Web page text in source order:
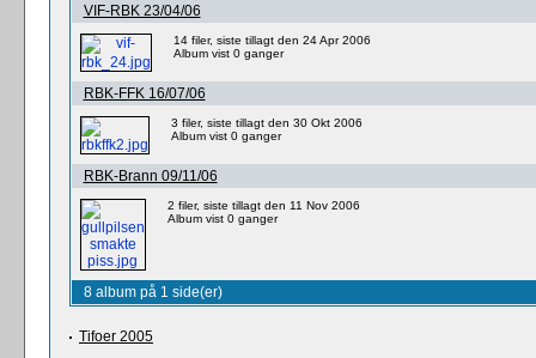
VIF-RBK 23/04/06
14 filer, siste tillagt den 24 Apr 2006
Album vist 0 ganger
RBK-FFK 16/07/06
3 filer, siste tillagt den 30 Okt 2006
Album vist 0 ganger
RBK-Brann 09/11/06
2 filer, siste tillagt den 11 Nov 2006
Album vist 0 ganger
8 album på 1 side(er)
Tifoer 2005